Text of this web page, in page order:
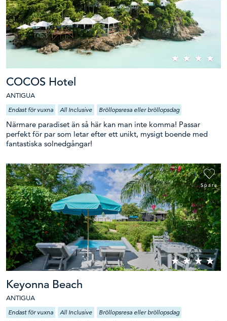
COCOS Hotel
ANTIGUA
Endast för vuxna All Inclusive Bröllopsresa eller bröllopsdag
Närmare paradiset än så här kan man inte komma! Passar
perfekt för par som letar efter ett unikt, mysigt boende med
fantastiska solnedgångar!
Spara
Keyonna Beach
ANTIGUA
Endast för vuxna All Inclusive Bröllopsresa eller bröllopsdag